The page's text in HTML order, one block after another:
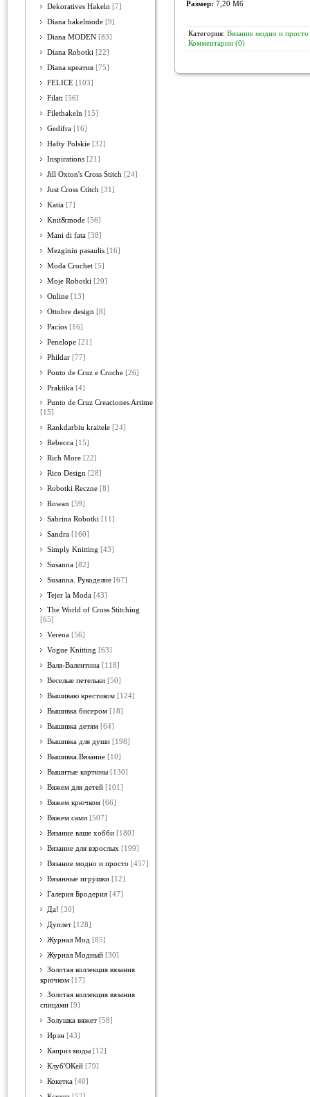
Dekoratives Hakeln [7]
Diana hakelmode [9]
Diana MODEN [83]
Diana Robotki [22]
Diana креатив [75]
FELICE [103]
Filati [56]
Filethakeln [15]
Gedifra [16]
Hafty Polskie [32]
Inspirations [21]
Jill Oxton's Cross Stitch [24]
Just Cross Ctitch [31]
Katia [7]
Knit&mode [56]
Mani di fata [38]
Mezginiu pasaulis [16]
Moda Crochet [5]
Moje Robotki [20]
Online [13]
Ottobre design [8]
Pacios [16]
Penelope [21]
Phildar [77]
Ponto de Cruz e Croche [26]
Praktika [4]
Punto de Cruz Creaciones Artime
[15]
Rankdarbiu kraitele [24]
Rebecca [15]
Rich More [22]
Rico Design [28]
Robotki Reczne [8]
Rowan [59]
Sabrina Robotki [11]
Sandra [160]
Simply Knitting [43]
Susanna [82]
Susanna. Рукоделие [67]
Tejer la Moda [43]
The World of Cross Stitching
[65]
Verena [56]
Vogue Knitting [63]
Валя-Валентина [118]
Веселые петельки [50]
Вышиваю крестиком [124]
Вышивка бисером [18]
Вышивка детям [64]
Вышивка для души [198]
Вышивка.Вязание [10]
Вышитые картины [130]
Вяжем для детей [101]
Вяжем крючком [66]
Вяжем сами [507]
Вязание ваше хобби [180]
Вязание для взрослых [199]
Вязание модно и просто [457]
Вязанные игрушки [12]
Галерия Бродерия [47]
Да! [30]
Дуплет [128]
Журнал Мод [85]
Журнал Модный [30]
Золотая коллекция вязания
крючком [17]
Золотая коллекция вязания
спицами [9]
Золушка вяжет [58]
Ирэн [43]
Каприз моды [12]
Клуб'ОКей [79]
Кокетка [40]
Размер: 7,20 Мб
Категория: Вязание модно и просто
Комментарии (0)